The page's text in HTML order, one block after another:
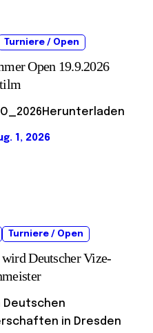
Turniere / Open
Open 19.9.2026
1, 2026
Turniere / Open
Deutscher Vize-
Deutschen
in Dresden